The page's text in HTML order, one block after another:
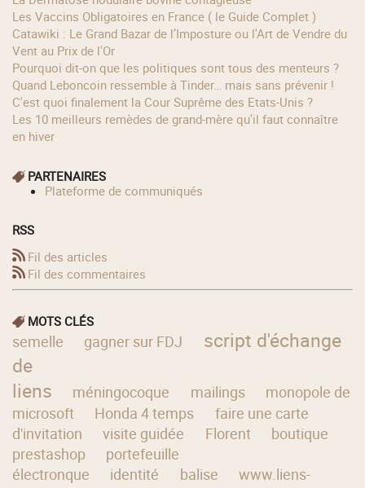
Les Vaccins Obligatoires en France ( le Guide Complet )
Catawiki : Le Grand Bazar de l’Imposture ou l'Art de Vendre du
Vent au Prix de l'Or
Pourquoi dit-on que les politiques sont tous des menteurs ?
Quand Leboncoin ressemble à Tinder… mais sans prévenir !
C'est quoi finalement la Cour Suprême des Etats-Unis ?
Les 10 meilleurs remèdes de grand-mère qu'il faut connaître
en hiver
PARTENAIRES
Plateforme de communiqués
RSS
Fil des articles
Fil des commentaires
MOTS CLÉS
semelle gagner sur FDJ
script d'échange
de
liens
méningocoque mailings
monopole de
microsoft
Honda 4 temps
faire une carte
d'invitation
visite guidée Florent
boutique
prestashop
portefeuille
électronque
identité balise
www.liens-